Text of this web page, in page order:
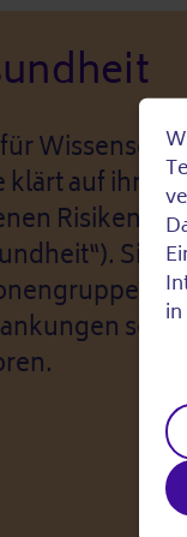
klärt auf ihrer
Risiken
Sie